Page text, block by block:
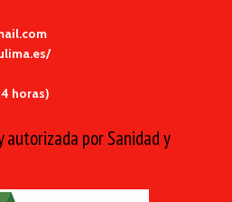
horas)
autorizada por Sanidad y